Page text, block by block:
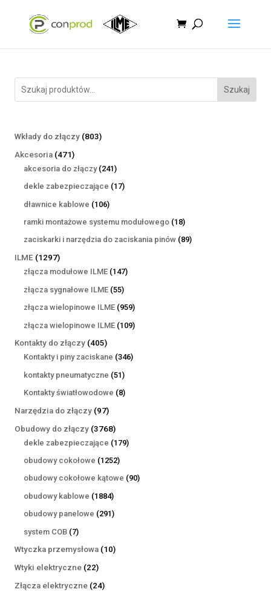
Szukaj
Wkłady do złączy 803803
Akcesoria 471471
produktów
akcesoria do złączy 241241
produktów
dekle zabezpieczające 1717
dławnice kablowe 106106
produktów
ramki montażowe systemu modułowego 1818
produktów
zaciskarki i narzędzia do zaciskania pinów 8989
ILME 12971297
produktów
złącza modułowe ILME 147147
złącza sygnałowe ILME 5555
produktów
złącza wielopinowe ILME 959959
produktów
złącza wielopinowe ILME 109109
Kontakty do złączy 405405
produktów
Kontakty i piny zaciskane 346346
kontakty pneumatyczne 5151
produktów
Kontakty światłowodowe 88
Narzędzia do złączy 9797
produktów
Obudowy do złączy 37683768
produktów
dekle zabezpieczające 179179
obudowy cokołowe 12521252
produkty
obudowy cokołowe kątowe 9090
obudowy kablowe 18841884
produkty
obudowy panelowe 291291
system COB 77
produktów
Wtyczka przemysłowa 1010
Wtyki elektryczne 2222
produkty
Złącza elektryczne 2424